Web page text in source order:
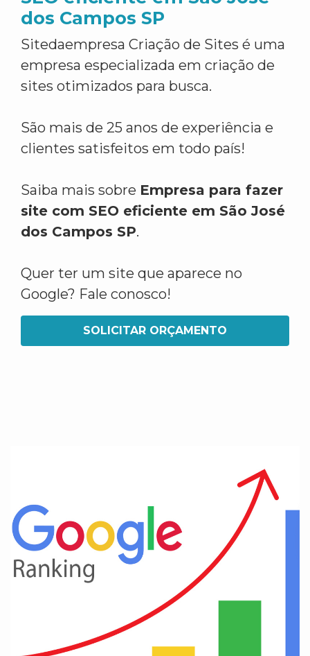
dos Campos SP
Sitedaempresa Criação de Sites é uma
empresa especializada em criação de
sites otimizados para busca.
São mais de 25 anos de experiência e
clientes satisfeitos em todo país!
Saiba mais sobre Empresa para fazer
site com SEO eficiente em São José
dos Campos SP.
Quer ter um site que aparece no
Google? Fale conosco!
SOLICITAR ORÇAMENTO